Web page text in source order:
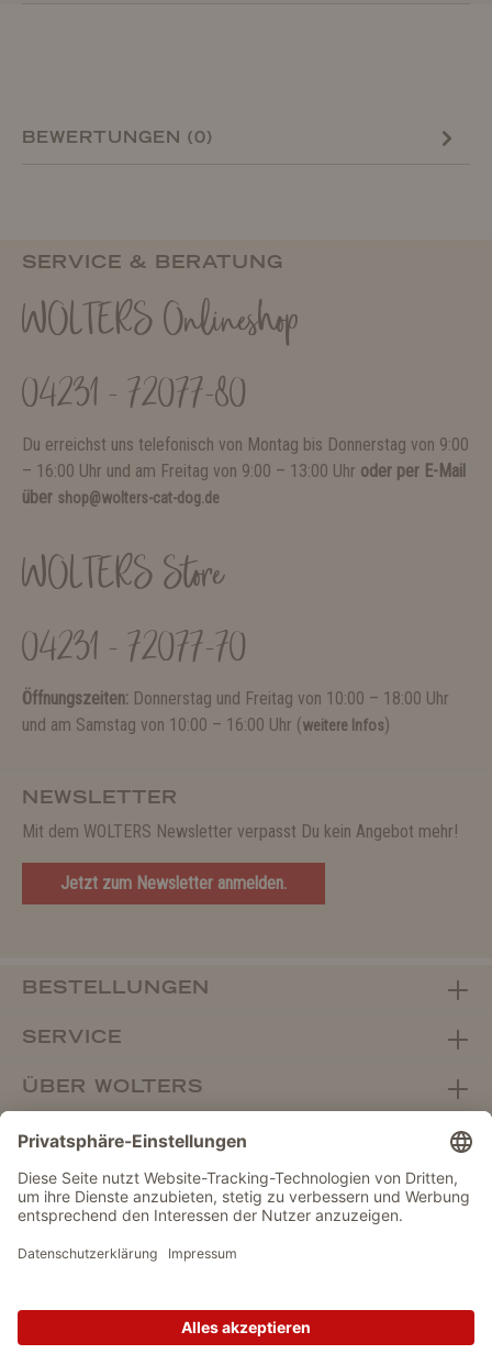
BEWERTUNGEN (0)
SERVICE & BERATUNG
WOLTERS Onlineshop
04231 - 72077-80
Du erreichst uns telefonisch von Montag bis Donnerstag von 9:00
– 16:00 Uhr und am Freitag von 9:00 – 13:00 Uhr oder per E-Mail
über shop@wolters-cat-dog.de
WOLTERS Store
04231 - 72077-70
Öffnungszeiten: Donnerstag und Freitag von 10:00 – 18:00 Uhr
und am Samstag von 10:00 – 16:00 Uhr (weitere Infos)
NEWSLETTER
Mit dem WOLTERS Newsletter verpasst Du kein Angebot mehr!
Jetzt zum Newsletter anmelden.
BESTELLUNGEN
SERVICE
ÜBER WOLTERS
FACHHANDEL
Vertrag widerrufen